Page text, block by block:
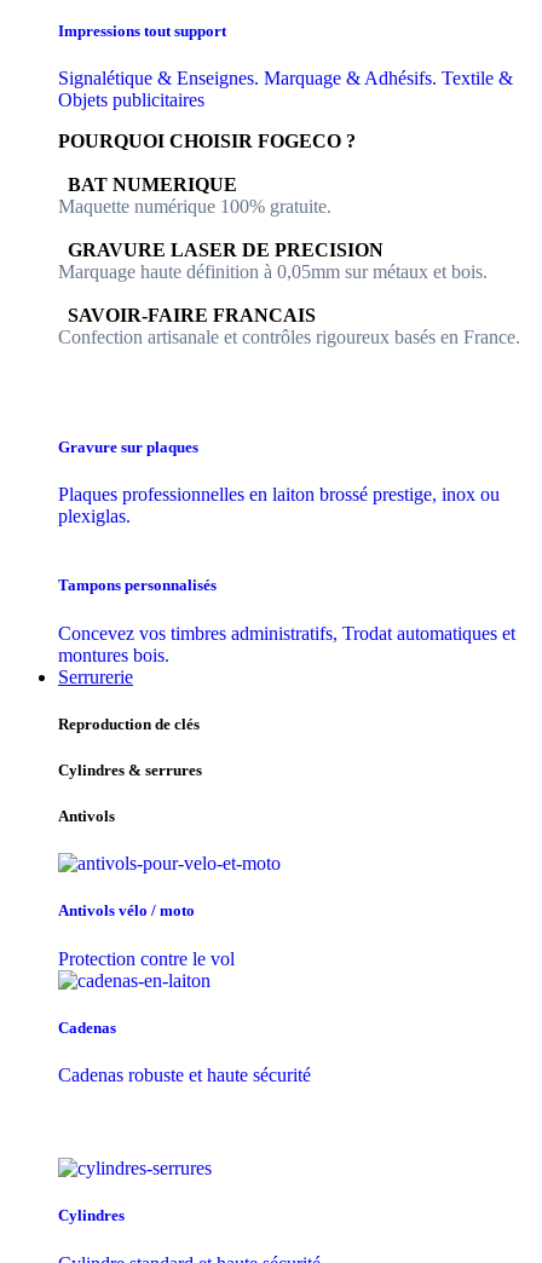
Impressions tout support
Signalétique & Enseignes. Marquage & Adhésifs. Textile &
Objets publicitaires
POURQUOI CHOISIR FOGECO ?
​​ BAT NUMERIQUE
Maquette numérique 100% ​gratuite.
​GRAVURE LASER DE PRECISION
Marquage haute définition à 0,05mm sur métaux et bois.
​SAVOIR-FAIRE FRANCAIS
Confection artisanale et contrôles ​rigoureux basés en France.
Gravure sur plaques
Plaques professionnelles en laiton brossé prestige, inox ou
plexiglas.
Tampons personnalisés
Concevez vos timbres administratifs, Trodat automatiques et
montures bois.
Serrurerie
Reproduction de clés
Cylindres & serrures
Antivols
Antivols vélo / moto
Protection contre le vol
Cadenas
Cadenas robuste et haute sécurité
Cylindres